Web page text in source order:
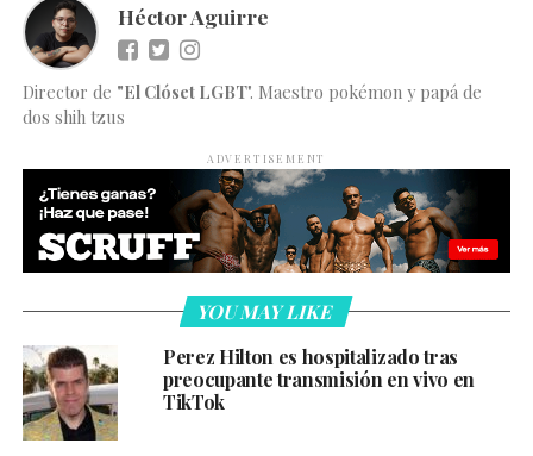
Héctor Aguirre
Director de "El Clóset LGBT". Maestro pokémon y papá de
dos shih tzus
ADVERTISEMENT
YOU MAY LIKE
Perez Hilton es hospitalizado tras
preocupante transmisión en vivo en
TikTok